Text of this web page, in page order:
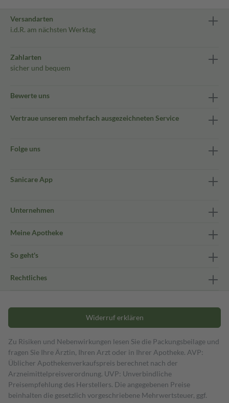
Versandarten
i.d.R. am nächsten Werktag
Zahlarten
sicher und bequem
Bewerte uns
Vertraue unserem mehrfach ausgezeichneten Service
Folge uns
Sanicare App
Unternehmen
Meine Apotheke
So geht's
Rechtliches
Widerruf erklären
Zu Risiken und Nebenwirkungen lesen Sie die Packungsbeilage und
fragen Sie Ihre Ärztin, Ihren Arzt oder in Ihrer Apotheke. AVP:
Üblicher Apothekenverkaufspreis berechnet nach der
Arzneimittelpreisverordnung. UVP: Unverbindliche
Preisempfehlung des Herstellers. Die angegebenen Preise
beinhalten die gesetzlich vorgeschriebene Mehrwertsteuer, ggf.